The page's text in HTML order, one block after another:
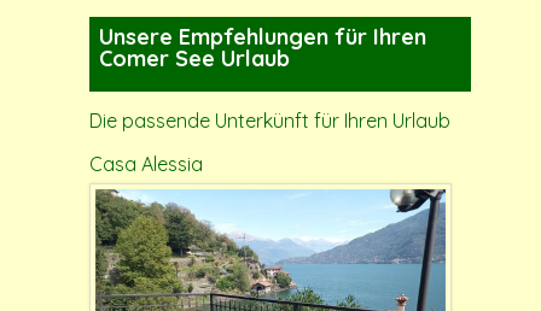
Unsere Empfehlungen für Ihren
Comer See Urlaub
Die passende Unterkünft für Ihren Urlaub
Casa Alessia